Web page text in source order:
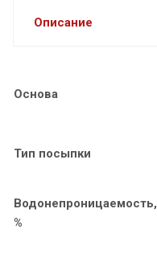
Описание
Основа
Тип посыпки
Водонепроницаемость,
%